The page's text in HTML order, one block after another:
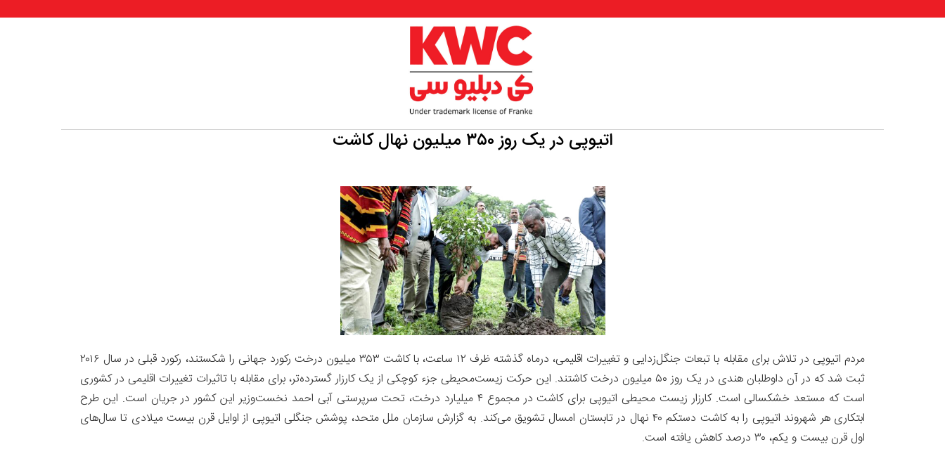
اتیوپی در یک روز ۳۵۰ میلیون نهال کاشت
مردم اتیوپی در تلاش برای مقابله با تبعات جنگل‌زدایی و تغییرات اقلیمی، درماه گذشته ظرف ۱۲ ساعت، با کاشت ۳۵۳ میلیون درخت رکورد جهانی را شکستند، رکورد قبلی در سال ۲۰۱۶
ثبت شد که در آن داوطلبان هندی در یک روز ۵۰ میلیون درخت کاشتند. این حرکت زیست‌محیطی جزء کوچکی از یک کارزار گسترده‌تر، برای مقابله با تاثیرات تغییرات اقلیمی در کشوری
است که مستعد خشکسالی است. کارزار زیست‌ محیطی اتیوپی برای کاشت در مجموع ۴ میلیارد درخت، تحت سرپرستی آبی احمد نخست‌وزیر این کشور در جریان است. این طرح
ابتکاری هر شهروند اتیوپی را به کاشت دستکم ۴۰ نهال در تابستان امسال تشویق می‌کند. به گزارش سازمان ملل متحد، پوشش جنگلی اتیوپی از اوایل قرن بیست میلادی تا سال‌های
اول قرن بیست و یکم، ۳۰ درصد کاهش یافته است.